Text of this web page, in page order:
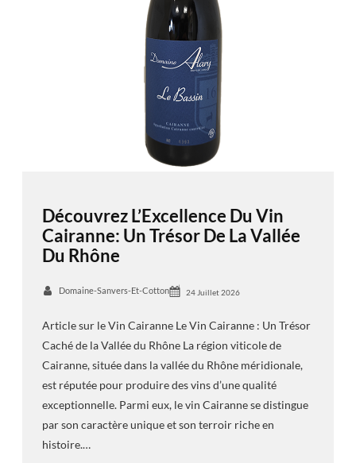
Découvrez L’Excellence Du Vin
Cairanne: Un Trésor De La Vallée
Du Rhône
Domaine-Sanvers-Et-Cotton 24 Juillet 2026
Article sur le Vin Cairanne Le Vin Cairanne : Un Trésor
Caché de la Vallée du Rhône La région viticole de
Cairanne, située dans la vallée du Rhône méridionale,
est réputée pour produire des vins d’une qualité
exceptionnelle. Parmi eux, le vin Cairanne se distingue
par son caractère unique et son terroir riche en
histoire.…